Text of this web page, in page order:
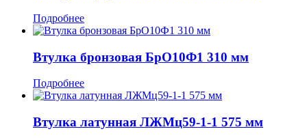
Подробнее
Втулка бронзовая БрО10Ф1 310 мм
Подробнее
Втулка латунная ЛЖМц59-1-1 575 мм